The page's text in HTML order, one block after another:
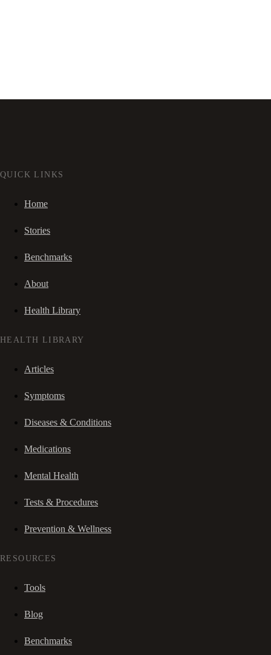
QUICK LINKS
Home
Stories
Benchmarks
About
Health Library
HEALTH LIBRARY
Articles
Symptoms
Diseases & Conditions
Medications
Mental Health
Tests & Procedures
Prevention & Wellness
RESOURCES
Tools
Blog
Benchmarks